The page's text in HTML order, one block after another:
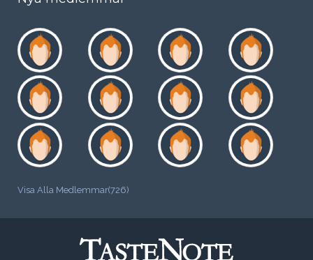
Visa Alla Medlemmar(726)